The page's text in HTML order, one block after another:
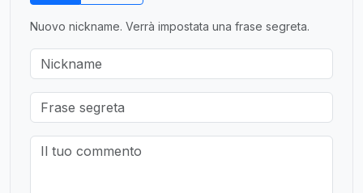
Nuovo nickname. Verrà impostata una frase segreta.